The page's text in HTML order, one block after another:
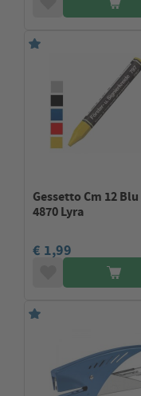
Gessetto Cm 12 Blu
4870 Lyra
€ 1,99